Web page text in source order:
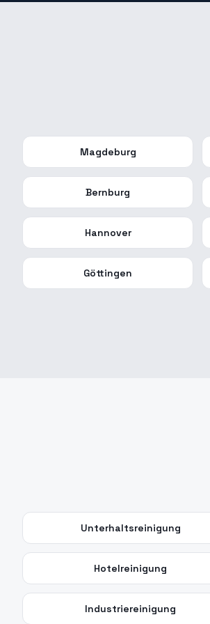
Magdeburg
Bernburg
Hannover
Göttingen
Unterhaltsreinigung
Hotelreinigung
Industriereinigung